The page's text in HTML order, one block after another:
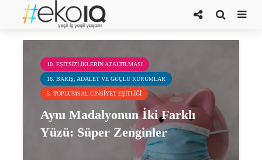
Davos Dünya Ekonomik Forumu
10. EŞITSIZLIKLERIN AZALTILMASI
16. BARIŞ, ADALET VE GÜÇLÜ KURUMLAR
5. TOPLUMSAL CINSIYET EŞITLIĞI
Aynı Madalyonun İki Farklı
Yüzü: Süper Zenginler